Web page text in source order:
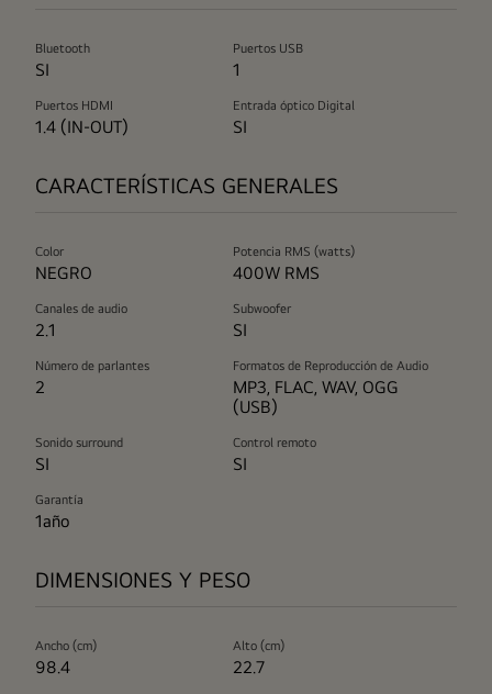
Bluetooth
SI
Puertos USB
1
Puertos HDMI
1.4 (IN-OUT)
Entrada óptico Digital
SI
CARACTERÍSTICAS GENERALES
Color
NEGRO
Potencia RMS (watts)
400W RMS
Canales de audio
2.1
Subwoofer
SI
Número de parlantes
2
Formatos de Reproducción de Audio
MP3, FLAC, WAV, OGG
(USB)
Sonido surround
SI
Control remoto
SI
Garantía
1año
DIMENSIONES Y PESO
Ancho (cm)
98.4
Alto (cm)
22.7